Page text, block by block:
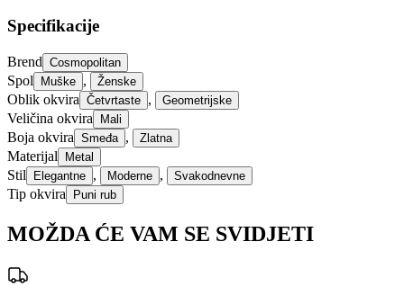
Specifikacije
Brend Cosmopolitan
Spol Muške , Ženske
Oblik okvira Četvrtaste , Geometrijske
Veličina okvira Mali
Boja okvira Smeđa , Zlatna
Materijal Metal
Stil Elegantne , Moderne , Svakodnevne
Tip okvira Puni rub
MOŽDA ĆE VAM SE SVIDJETI